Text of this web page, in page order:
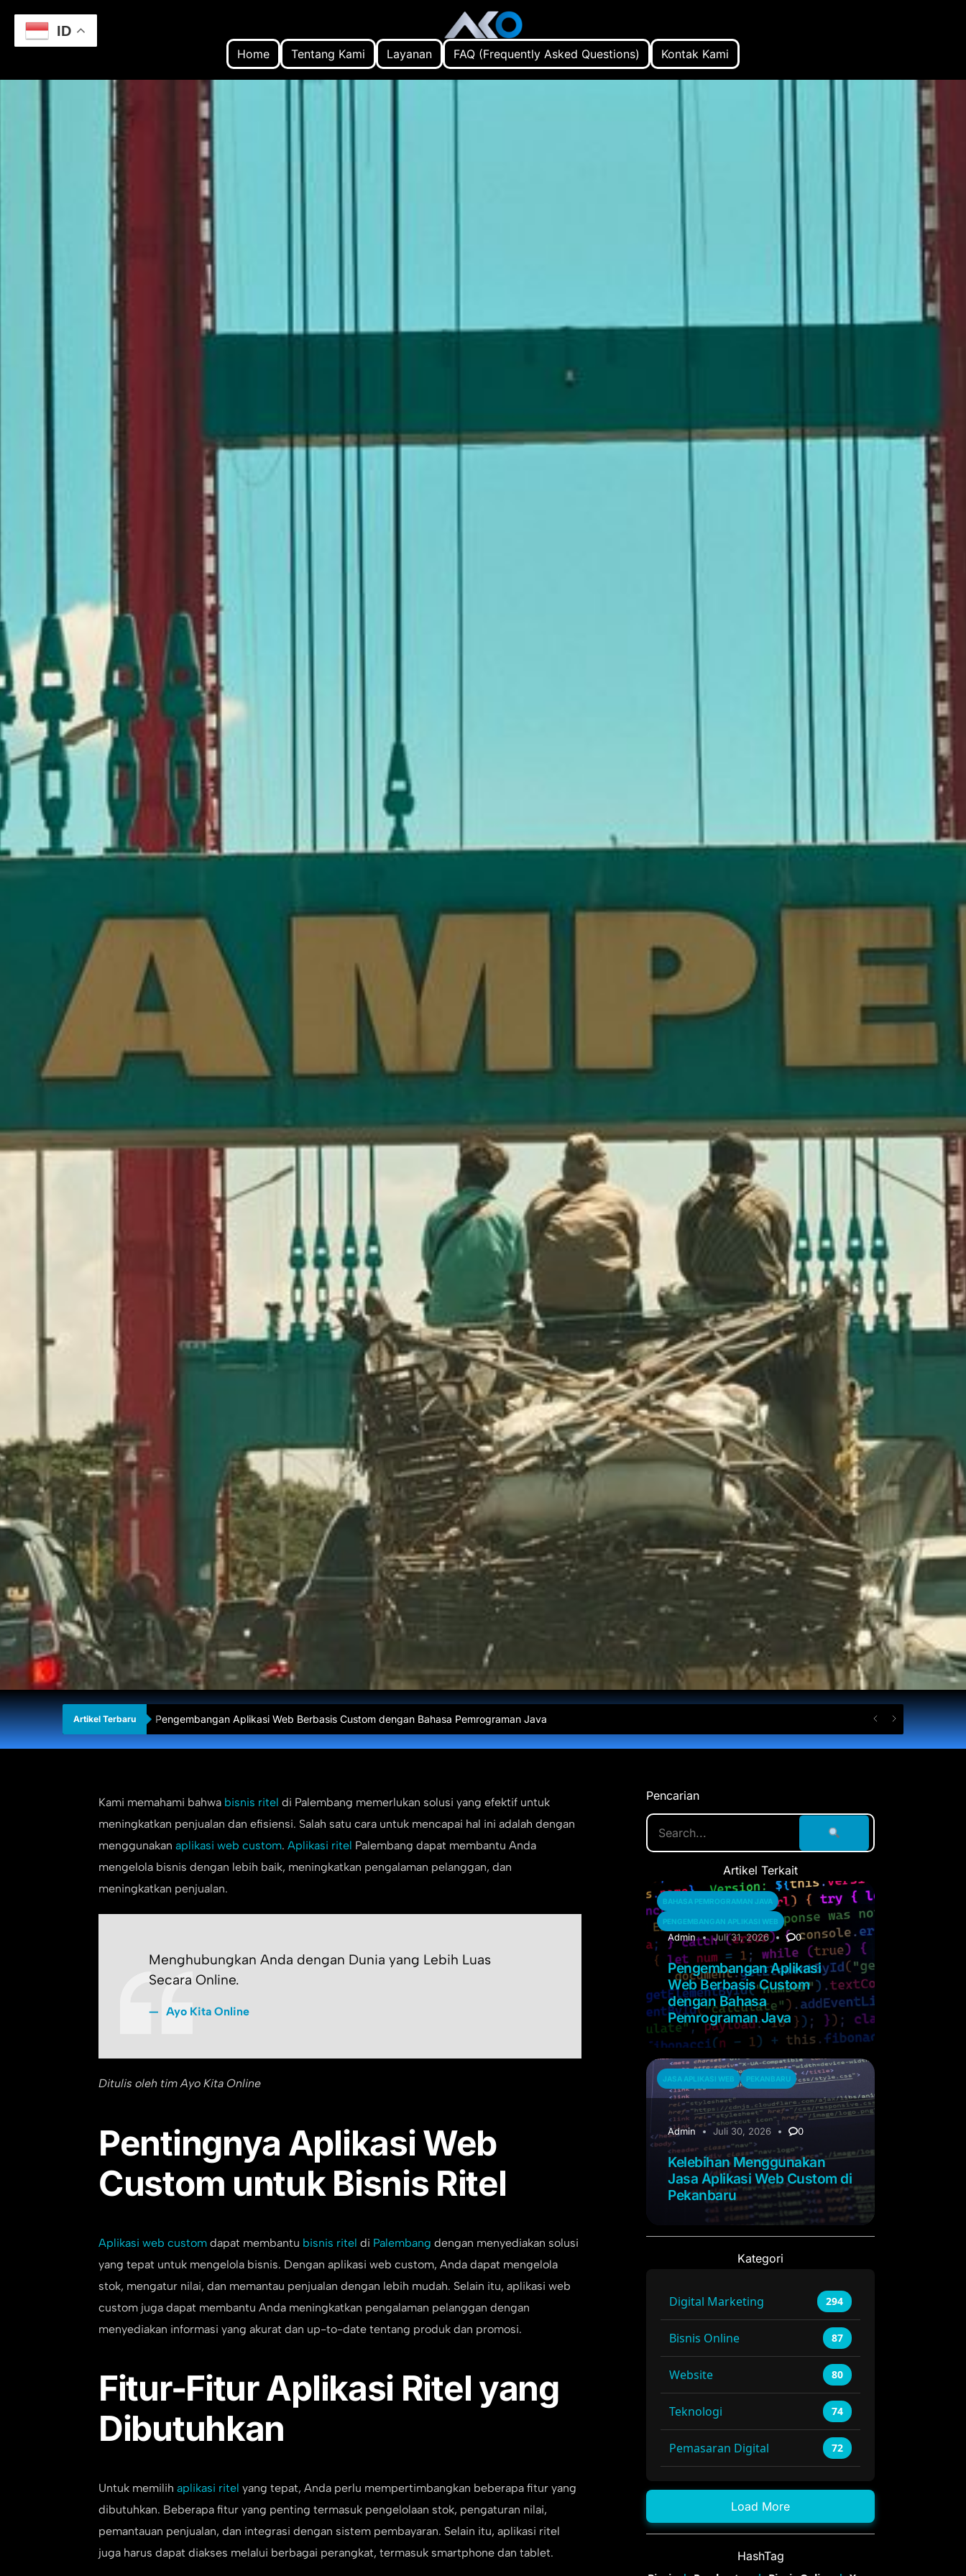
Home Tentang Kami Layanan FAQ (Frequently Asked Questions) Kontak Kami
Artikel Terbaru Kelebihan Menggunakan Jasa Aplikasi Web Custom di Pekanbaru
Kami memahami bahwa bisnis ritel di Palembang memerlukan solusi yang efektif untuk
meningkatkan penjualan dan efisiensi. Salah satu cara untuk mencapai hal ini adalah dengan
menggunakan aplikasi web custom. Aplikasi ritel Palembang dapat membantu Anda
mengelola bisnis dengan lebih baik, meningkatkan pengalaman pelanggan, dan
meningkatkan penjualan.
Menghubungkan Anda dengan Dunia yang Lebih Luas
Secara Online.
Ayo Kita Online
Ditulis oleh tim Ayo Kita Online
Pentingnya Aplikasi Web
Custom untuk Bisnis Ritel
Aplikasi web custom dapat membantu bisnis ritel di Palembang dengan menyediakan solusi
yang tepat untuk mengelola bisnis. Dengan aplikasi web custom, Anda dapat mengelola
stok, mengatur nilai, dan memantau penjualan dengan lebih mudah. Selain itu, aplikasi web
custom juga dapat membantu Anda meningkatkan pengalaman pelanggan dengan
menyediakan informasi yang akurat dan up-to-date tentang produk dan promosi.
Fitur-Fitur Aplikasi Ritel yang
Dibutuhkan
Untuk memilih aplikasi ritel yang tepat, Anda perlu mempertimbangkan beberapa fitur yang
dibutuhkan. Beberapa fitur yang penting termasuk pengelolaan stok, pengaturan nilai,
pemantauan penjualan, dan integrasi dengan sistem pembayaran. Selain itu, aplikasi ritel
juga harus dapat diakses melalui berbagai perangkat, termasuk smartphone dan tablet.
Pencarian
Artikel Terkait
Admin Juli 31, 2026 0
Pengembangan Aplikasi
Web Berbasis Custom
dengan Bahasa
Pemrograman Java
BAHASA PEMROGRAMAN JAVA
PENGEMBANGAN APLIKASI WEB
Admin Juli 30, 2026 0
Kelebihan Menggunakan
Jasa Aplikasi Web Custom di
Pekanbaru
JASA APLIKASI WEB PEKANBARU
Kategori
Digital Marketing 294
Bisnis Online 87
Website 80
Teknologi 74
Pemasaran Digital 72
Load More
HashTag
ID